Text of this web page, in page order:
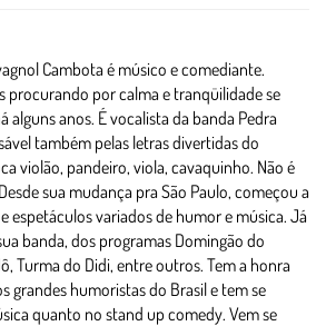
Cambota é músico e comediante.
procurando por calma e tranqüilidade se
alguns anos. É vocalista da banda Pedra
também pelas letras divertidas do
violão, pandeiro, viola, cavaquinho. Não é
sua mudança pra São Paulo, começou a
espetáculos variados de humor e música. Já
banda, dos programas Domingão do
Turma do Didi, entre outros. Tem a honra
grandes humoristas do Brasil e tem se
quanto no stand up comedy. Vem se